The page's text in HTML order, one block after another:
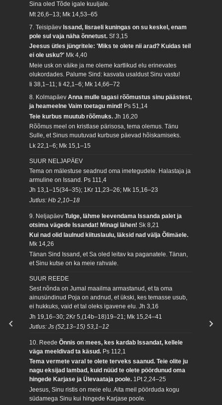
Sina oled Tõde igale kuuljale.
Mt 26,6–13; Mk 14,53–65
7. TeisipäevIssand, Iisraeli kuningas on su keskel, enam
pole sul vaja näha õnnetust.Sf 3,15
Jeesus ütles jüngritele: 'Miks te olete nii arad? Kuidas teil
ei ole usku?' Mk 4,40
Meie usk on väike ja me oleme kartlikud elu erinevates
olukordades. Palume Sind: kasvata usaldust Sinu vastu!
Ii 38,1–11; Ii 42,1–6; Mk 14,66–72
8. KolmapäevAnna mulle tagasi rõõmustus sinu päästest,
ja heameelne Vaim toetagu mind! Ps 51,14
Teie kurbus muutub rõõmuks.Jh 16,20
Rõõmus meel on kristlase pärisosa, tema olemus. Tänu
Sulle, et Sinus muutuvad kurbuse päevad hõiskamiseks.
Lk 22,1–6; Mk 15,1–15
SUUR NELJAPÄEV
Tema on mälestuse seadnud oma imetegudele. Halastaja ja
armuline on Issand. Ps 111,4
Jh 13,1–15(34–35); 1Kr 11,23–26; Mk 15,16–23
Jutlus: Hb 2,10–18
9. NeljapäevTulge, lähme leevendama Issanda palet ja
otsima vägede Issandat! Minagi lähen!Sk 8,21
Kui nad olid laulnud kiituslaulu, läksid nad välja Õlimäele.
Mk 14,26
Tänan Sind Issand, et Sa oled leitav ka paganatele. Tänan,
et Sinu kutse on ka meie rahvale.
SUUR REEDE
Sest nõnda on Jumal maailma armastanud, et ta oma
ainusündinud Poja on andnud, et ükski, kes temasse usub,
ei hukkuks, vaid et tal oleks igavene elu.Jh 3,16
Jh 19,16–30; 2Kr 5,(14b–18)19–21; Mk 15,24–41
Jutlus: Js (52,13–15) 53,1–12
10. ReedeÕnnis on mees, kes kardab Issandat, kellele
väga meeldivad ta käsud. Ps 112,1
Tema vermete varal te olete terveks saanud. Teie olite ju
nagu eksijad lambad, kuid nüüd te olete pöördunud oma
hingede Karjase ja Ülevaataja poole. 1Pt 2,24–25
Jeesus, Sinu ristis on meie elu. Aita meil pöörduda kogu
südamega Sinu kui hingede Karjase poole.